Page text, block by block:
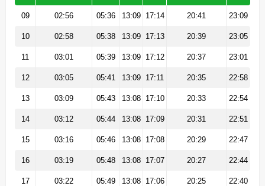
09 02:56 05:36 13:09 17:14 20:41 23:09
10 02:58 05:38 13:09 17:13 20:39 23:05
11 03:01 05:39 13:09 17:12 20:37 23:01
12 03:05 05:41 13:09 17:11 20:35 22:58
13 03:09 05:43 13:08 17:10 20:33 22:54
14 03:12 05:44 13:08 17:09 20:31 22:51
15 03:16 05:46 13:08 17:08 20:29 22:47
16 03:19 05:48 13:08 17:07 20:27 22:44
17 03:22 05:49 13:08 17:06 20:25 22:40